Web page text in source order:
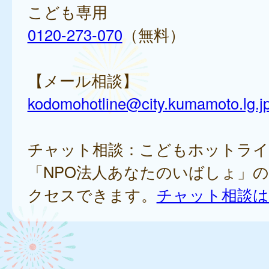
こども専用
0120-273-070 （無料）
【メール相談】
チャット相談：こどもホットラ
「NPO法人あなたのいばしょ」
クセスできます。 チャット相談